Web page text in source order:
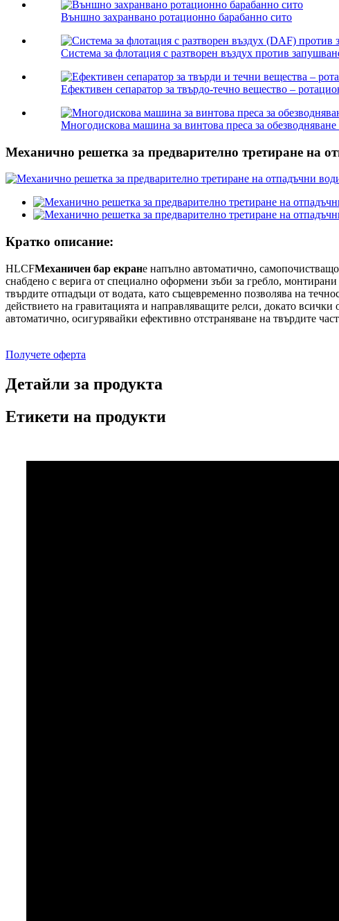
Външно захранвано ротационно барабанно сито
Система за флотация с разтворен въздух против
Ефективен сепаратор за твърдо-течно вещество –
Многодискова машина за винтова преса за обезводняване
Механично решетка за предварително третиране на
Кратко описание:
HLCFМеханичен бар екране напълно автоматично,
снабдено с верига от специално оформени зъби за гребло,
твърдите отпадъци от водата, като същевременно позволява на
действието на гравитацията и направляващите релси, докато
автоматично, осигурявайки ефективно отстраняване на твърдите
Получете оферта
Детайли за продукта
Етикети на продукти